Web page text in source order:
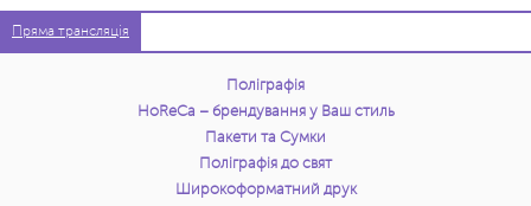
Пряма трансляція
Поліграфія
HoReCa – брендування у Ваш стиль
Пакети та Сумки
Поліграфія до свят
Широкоформатний друк